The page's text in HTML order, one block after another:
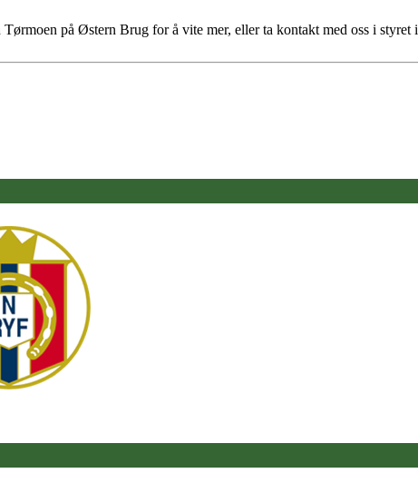
på Østern Brug for å vite mer, eller ta kontakt med oss i styret i